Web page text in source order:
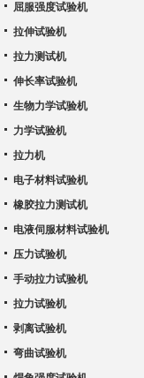
屈服强度试验机
拉伸试验机
拉力测试机
伸长率试验机
生物力学试验机
力学试验机
拉力机
电子材料试验机
橡胶拉力测试机
电液伺服材料试验机
压力试验机
手动拉力试验机
拉力试验机
剥离试验机
弯曲试验机